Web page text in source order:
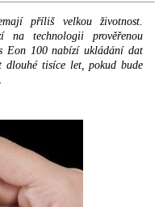
příliš velkou životnost.
na technologii prověřenou
Eon 100 nabízí ukládání dat
dlouhé tisíce let, pokud bude